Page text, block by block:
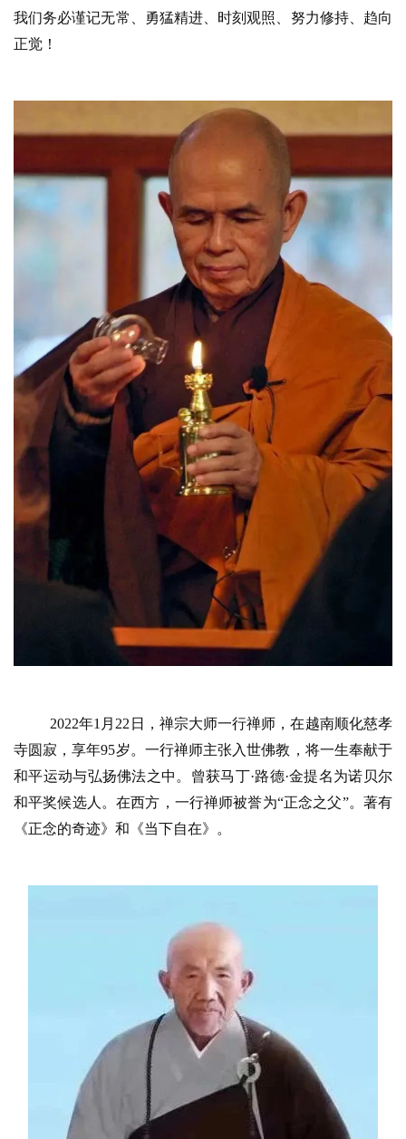
我们务必谨记无常、勇猛精进、时刻观照、努力修持、趋向
正觉！
2022年1月22日，禅宗大师一行禅师，在越南顺化慈孝
寺圆寂，享年95岁。一行禅师主张入世佛教，将一生奉献于
和平运动与弘扬佛法之中。曾获马丁·路德·金提名为诺贝尔
和平奖候选人。在西方，一行禅师被誉为“正念之父”。著有
《正念的奇迹》和《当下自在》。